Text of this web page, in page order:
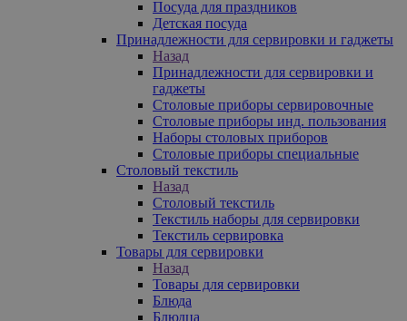
Посуда для праздников
Детская посуда
Принадлежности для сервировки и гаджеты
Назад
Принадлежности для сервировки и
гаджеты
Столовые приборы сервировочные
Столовые приборы инд. пользования
Наборы столовых приборов
Столовые приборы специальные
Столовый текстиль
Назад
Столовый текстиль
Текстиль наборы для сервировки
Текстиль сервировка
Товары для сервировки
Назад
Товары для сервировки
Блюда
Блюдца